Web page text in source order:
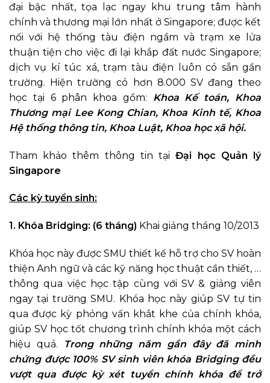
đại bậc nhất, tọa lạc ngay khu trung tâm hành
chính và thương mại lớn nhất ở Singapore; được kết
nối với hệ thống tàu điện ngầm và trạm xe lửa
thuận tiện cho việc đi lại khắp đất nước Singapore;
dịch vụ kí túc xá, trạm tàu điện luôn có sẵn gần
trường. Hiện trường có hơn 8.000 SV đang theo
học tại 6 phân khoa gồm: Khoa Kế toán, Khoa
Thương mại Lee Kong Chian, Khoa Kinh tế, Khoa
Hệ thống thông tin, Khoa Luật, Khoa học xã hội.
Tham khảo thêm thông tin tạiĐại học Quản lý
Singapore
Các kỳ tuyển sinh:
1. Khóa Bridging: (6 tháng) Khai giảng tháng 10/2013
Khóa học này được SMU thiết kế hỗ trợ cho SV hoàn
thiện Anh ngữ và các kỹ năng học thuật cần thiết, …
thông qua việc học tập cùng với SV & giảng viên
ngay tại trường SMU. Khóa học này giúp SV tự tin
qua được kỳ phỏng vấn khắt khe của chính khóa,
giúp SV học tốt chương trình chính khóa một cách
hiệu quả.
Trong những năm gần đây đã minh
chứng được 100% SV sinh viên khóa Bridging đều
vượt qua được kỳ xét tuyển chính khóa để trở